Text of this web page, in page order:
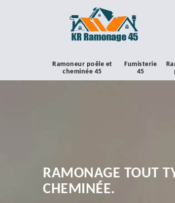
Ramoneur poêle et
cheminée 45
Fumisterie
45
RAMONAGE TOUT
CHEMINÉE.